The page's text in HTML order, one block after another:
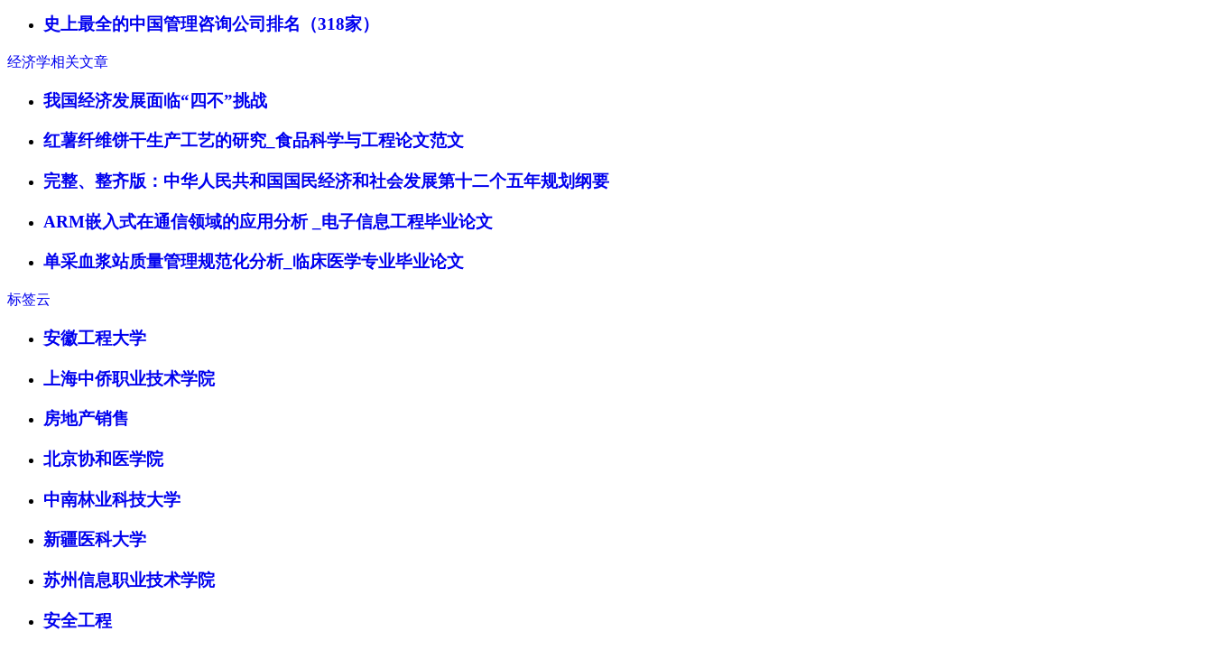
史上最全的中国管理咨询公司排名（318家）
经济学相关文章
我国经济发展面临“四不”挑战
红薯纤维饼干生产工艺的研究_食品科学与工程论文范文
完整、整齐版：中华人民共和国国民经济和社会发展第十二个五年规划纲要
ARM嵌入式在通信领域的应用分析 _电子信息工程毕业论文
单采血浆站质量管理规范化分析_临床医学专业毕业论文
标签云
安徽工程大学
上海中侨职业技术学院
房地产销售
北京协和医学院
中南林业科技大学
新疆医科大学
苏州信息职业技术学院
安全工程